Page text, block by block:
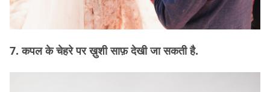
7. कपल के चेहरे पर ख़ुशी साफ़ देखी जा सकती है.